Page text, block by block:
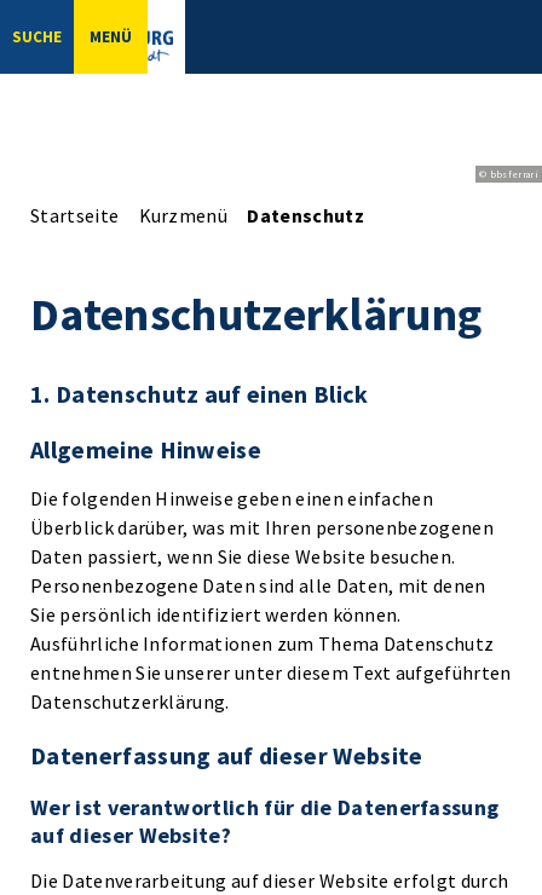
SUCHE MENÜ
© bbsferrari
Startseite Kurzmenü Datenschutz
Datenschutzerklärung
1. Datenschutz auf einen Blick
Allgemeine Hinweise
Die folgenden Hinweise geben einen einfachen
Überblick darüber, was mit Ihren personenbezogenen
Daten passiert, wenn Sie diese Website besuchen.
Personenbezogene Daten sind alle Daten, mit denen
Sie persönlich identifiziert werden können.
Ausführliche Informationen zum Thema Datenschutz
entnehmen Sie unserer unter diesem Text aufgeführten
Datenschutzerklärung.
Datenerfassung auf dieser Website
Wer ist verantwortlich für die Datenerfassung
auf dieser Website?
Die Datenverarbeitung auf dieser Website erfolgt durch